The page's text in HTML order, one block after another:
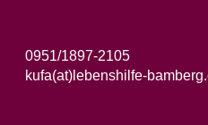
0951/1897-2105
kufa(at)lebenshilfe-